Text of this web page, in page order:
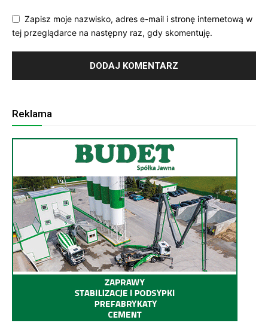
Zapisz moje nazwisko, adres e-mail i stronę internetową w
tej przeglądarce na następny raz, gdy skomentuję.
Reklama